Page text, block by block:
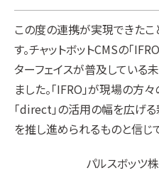
この度の連携が実現できたこ
す。チャットボットCMSの「
ターフェイスが普及している
ました。「IFRO」が現場の
「direct」の活用の幅を広げ
を推し進められるものと信じ
パルスボッツ